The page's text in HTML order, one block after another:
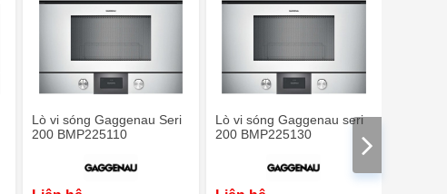
Lò vi sóng Gaggenau Seri
200 BMP225110
Lò vi sóng Gaggenau seri
200 BMP225130